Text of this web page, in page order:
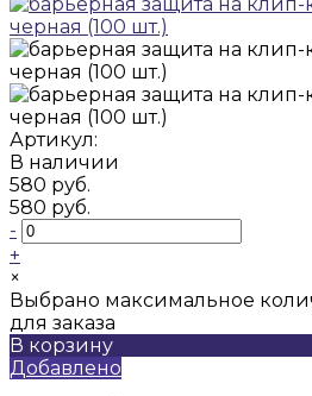
Артикул:
В наличии
580 руб.
580 руб.
-
+
×
Выбрано максимальное
для заказа
В корзину
Добавлено